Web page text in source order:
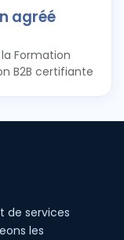
agréé
Formation
B2B certifiante
de services
les